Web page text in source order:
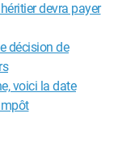
devra payer
décision de
voici la date